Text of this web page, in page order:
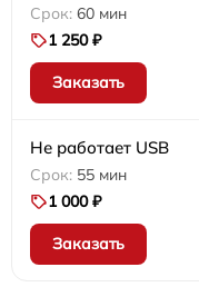
60 мин
1 250 ₽
Заказать
Не работает USB
55 мин
1 000 ₽
Заказать